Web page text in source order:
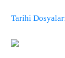
Tarihi